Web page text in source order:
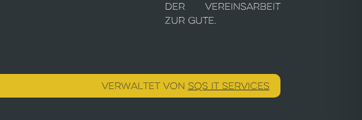
der Vereinsarbeit
zur Gute.
VERWALTET VON SQS IT SERVICES